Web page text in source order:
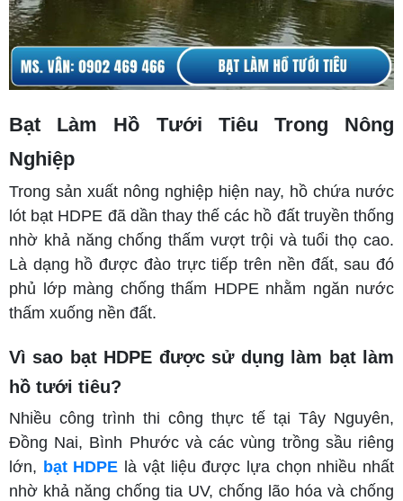
Bạt Làm Hồ Tưới Tiêu Trong Nông
Nghiệp
Trong sản xuất nông nghiệp hiện nay, hồ chứa nước
lót bạt HDPE đã dần thay thế các hồ đất truyền thống
nhờ khả năng chống thấm vượt trội và tuổi thọ cao.
Là dạng hồ được đào trực tiếp trên nền đất, sau đó
phủ lớp màng chống thấm HDPE nhằm ngăn nước
thấm xuống nền đất.
Vì sao bạt HDPE được sử dụng làm bạt làm
hồ tưới tiêu?
Nhiều công trình thi công thực tế tại Tây Nguyên,
Đồng Nai, Bình Phước và các vùng trồng sầu riêng
lớn, bạt HDPE là vật liệu được lựa chọn nhiều nhất
nhờ khả năng chống tia UV, chống lão hóa và chống